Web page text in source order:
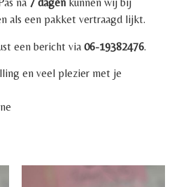
als een pakket vertraagd lijkt.
een bericht via 06-19382476.
en veel plezier met je